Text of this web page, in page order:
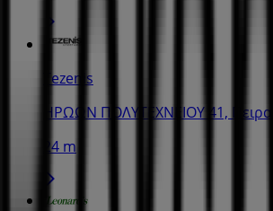
Tezenis
ΗΡΩΩΝ ΠΟΛΥΤΕΧΝΕΙΟΥ 41,
24 m